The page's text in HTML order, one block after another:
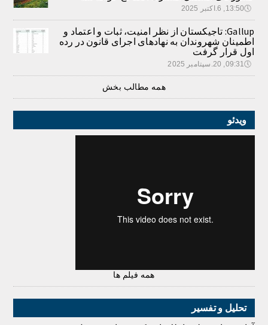
🕔13:50, 6.اکتبر 2025
Gallup: تاجیکستان از نظر امنیت، ثبات و اعتماد و
اطمینان شهروندان به نهادهای اجرای قانون در رده
اول قرار گرفت
🕔09:31, 20.سپتامبر 2025
همه مطالب بخش
ویدئو
همه فیلم ها
تحلیل و تفسیر